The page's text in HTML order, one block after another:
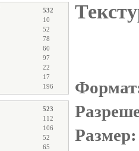
532
10
52
78
60
97
22
17
196
523
112
106
52
65